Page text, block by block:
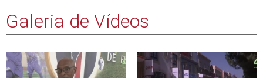
Galeria de Vídeos